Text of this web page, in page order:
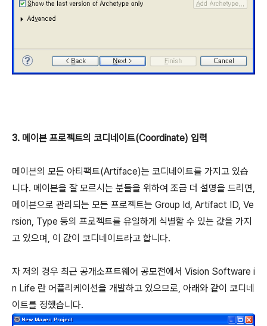
3. 메이븐 프로젝트의 코디네이트(Coordinate) 입력
메이븐의 모든 아티팩트(Artiface)는 코디네이트를 가지고 있습
니다. 메이븐을 잘 모르시는 분들을 위하여 조금 더 설명을 드리면,
메이븐으로 관리되는 모든 프로젝트는 Group Id, Artifact ID, Ve
rsion, Type 등의 프로젝트를 유일하게 식별할 수 있는 값을 가지
고 있으며, 이 값이 코디네이트라고 합니다.
자 저의 경우 최근 공개소프트웨어 공모전에서 Vision Software i
n Life 란 어플리케이션을 개발하고 있으므로, 아래와 같이 코디네
이트를 정했습니다.